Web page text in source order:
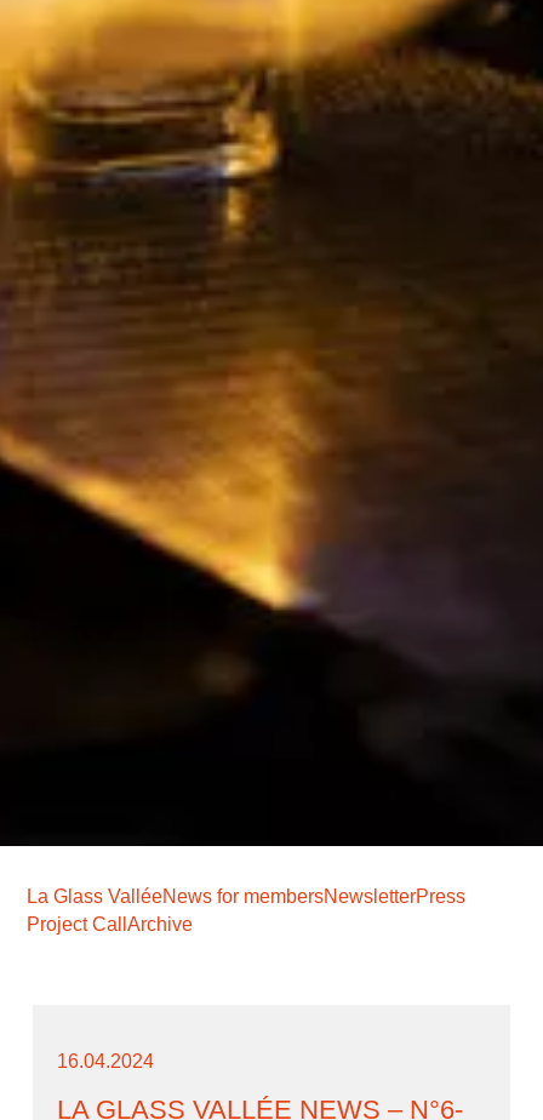
La Glass ValléeNews for membersNewsletterPress
Project CallArchive
16.04.2024
LA GLASS VALLÉE NEWS – N°6-